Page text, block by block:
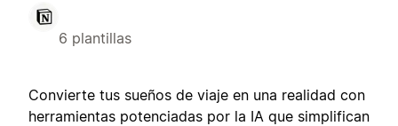
6 plantillas
Convierte tus sueños de viaje en una realidad con
herramientas potenciadas por la IA que simplifican